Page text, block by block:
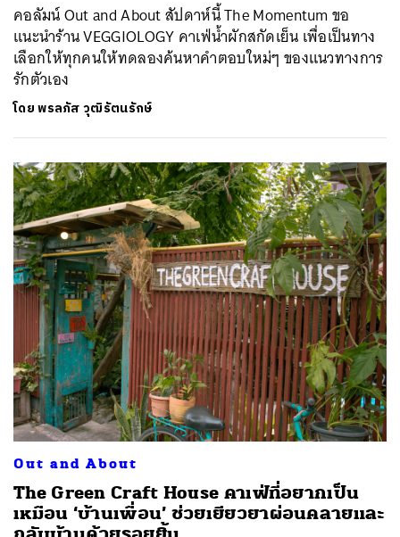
คอลัมน์ Out and About สัปดาห์นี้ The Momentum ขอ
แนะนำร้าน VEGGIOLOGY คาเฟ่น้ำผักสกัดเย็น เพื่อเป็นทาง
เลือกให้ทุกคนให้ทดลองค้นหาคำตอบใหม่ๆ ของแนวทางการ
รักตัวเอง
โดยพรลภัส วุฒิรัตนรักษ์
Out and About
The Green Craft House คาเฟ่ที่อยากเป็น
เหมือน ‘บ้านเพื่อน’ ช่วยเยียวยาผ่อนคลายและ